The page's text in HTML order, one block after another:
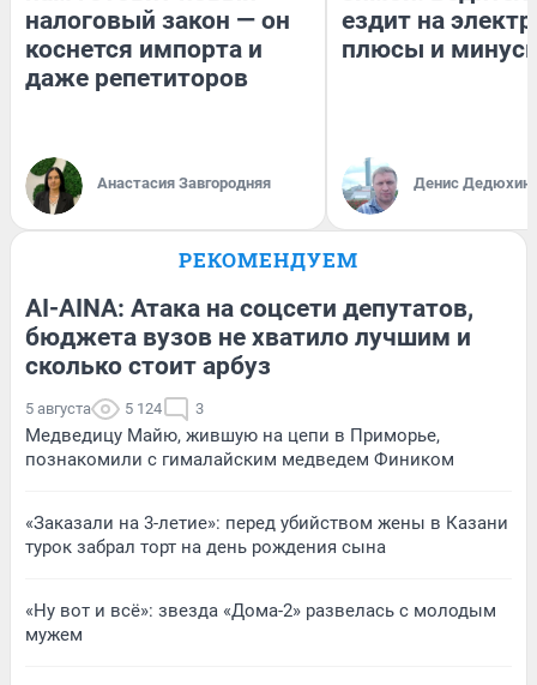
налоговый закон — он
коснется импорта и
даже репетиторов
Анастасия Завгородняя
ездит на
плюсы и
Денис Дедюхин
РЕКОМЕНДУЕМ
AI-AINA: Атака на соцсети депутатов,
бюджета вузов не хватило лучшим и
сколько стоит арбуз
5 августа 5 124 3
Медведицу Майю, жившую на цепи в Приморье,
познакомили с гималайским медведем Фиником
«Заказали на 3-летие»: перед убийством жены в Казани
турок забрал торт на день рождения сына
«Ну вот и всё»: звезда «Дома-2» развелась с молодым
мужем